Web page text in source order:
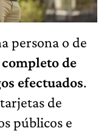
persona o de
de
efectuados.
de
públicos e